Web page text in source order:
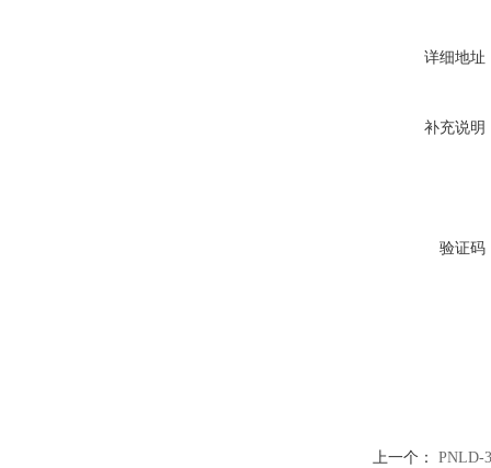
详细地址
补充说明
验证码
上一个： PNLD-